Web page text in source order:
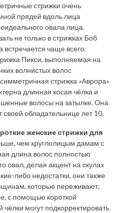
стрижки очень
прядей вдоль лица
овала лица.
не только в стрижках Боб
встречается чаще всего.
Пикси, выполняемая на
волнистых волос
стрижка «Аврора»
длинная косая чёлка и
волосы на затылке. Она
своей обладательнице лет 10.
женские стрижки для
чем круглолицым дамам с
длина волос полностью
овал, делая акцент на скулах
либо недостатки, они также
которые переживают,
с помощью короткой
могут подкорректировать